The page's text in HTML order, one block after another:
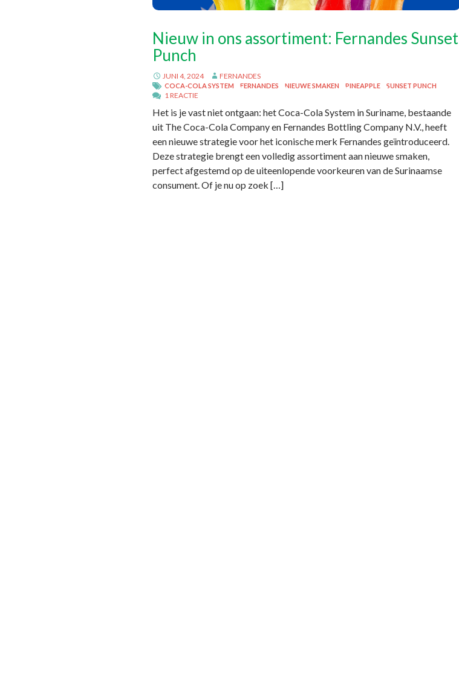
Nieuw in ons assortiment: Fernandes Sunset
Punch
JUNI 4, 2024 FERNANDES
COCA-COLA SYSTEM FERNANDES NIEUWE SMAKEN PINEAPPLE SUNSET PUNCH
1 REACTIE
Het is je vast niet ontgaan: het Coca-Cola System in Suriname, bestaande
uit The Coca-Cola Company en Fernandes Bottling Company N.V., heeft
een nieuwe strategie voor het iconische merk Fernandes geïntroduceerd.
Deze strategie brengt een volledig assortiment aan nieuwe smaken,
perfect afgestemd op de uiteenlopende voorkeuren van de Surinaamse
consument. Of je nu op zoek […]